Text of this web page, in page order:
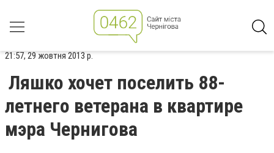
21:57, 29 жовтня 2013 р.
Ляшко хочет поселить 88-
летнего ветерана в квартире
мэра Чернигова